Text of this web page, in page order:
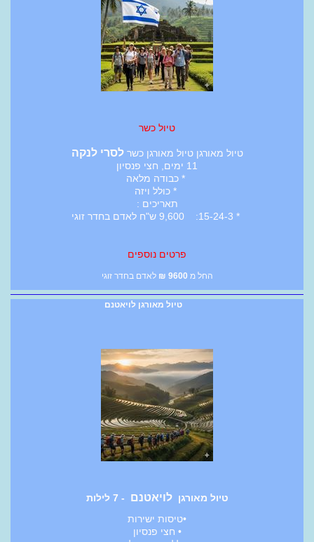
טיול כשר
טיול מאורגן טיול מאורגן כשרלסרי לנקה
11 ימים, חצי פנסיון
* כבודה מלאה
* כולל ויזה
תאריכים :
* 15-24-3: 9,600 ש"ח לאדם בחדר זוגי
פרטים נוספים
החל מ 9600
₪ לאדם בחדר זוגי
טיול מאורגן לויאטנם
טיול מאורגןלויאטנם - 7 לילות
•טיסות ישירות
• חצי פנסיון